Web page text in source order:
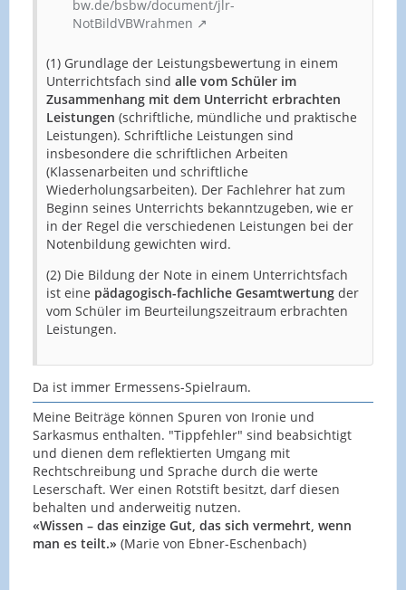
bw.de/bsbw/document/jlr-
NotBildVBWrahmen
(1) Grundlage der Leistungsbewertung in einem
Unterrichtsfach sind alle vom Schüler im
Zusammenhang mit dem Unterricht erbrachten
Leistungen (schriftliche, mündliche und praktische
Leistungen). Schriftliche Leistungen sind
insbesondere die schriftlichen Arbeiten
(Klassenarbeiten und schriftliche
Wiederholungsarbeiten). Der Fachlehrer hat zum
Beginn seines Unterrichts bekanntzugeben, wie er
in der Regel die verschiedenen Leistungen bei der
Notenbildung gewichten wird.
(2) Die Bildung der Note in einem Unterrichtsfach
ist eine pädagogisch-fachliche Gesamtwertung der
vom Schüler im Beurteilungszeitraum erbrachten
Leistungen.
Da ist immer Ermessens-Spielraum.
Meine Beiträge können Spuren von Ironie und
Sarkasmus enthalten. "Tippfehler" sind beabsichtigt
und dienen dem reflektierten Umgang mit
Rechtschreibung und Sprache durch die werte
Leserschaft. Wer einen Rotstift besitzt, darf diesen
behalten und anderweitig nutzen.
«Wissen – das einzige Gut, das sich vermehrt, wenn
man es teilt.» (Marie von Ebner-Eschenbach)